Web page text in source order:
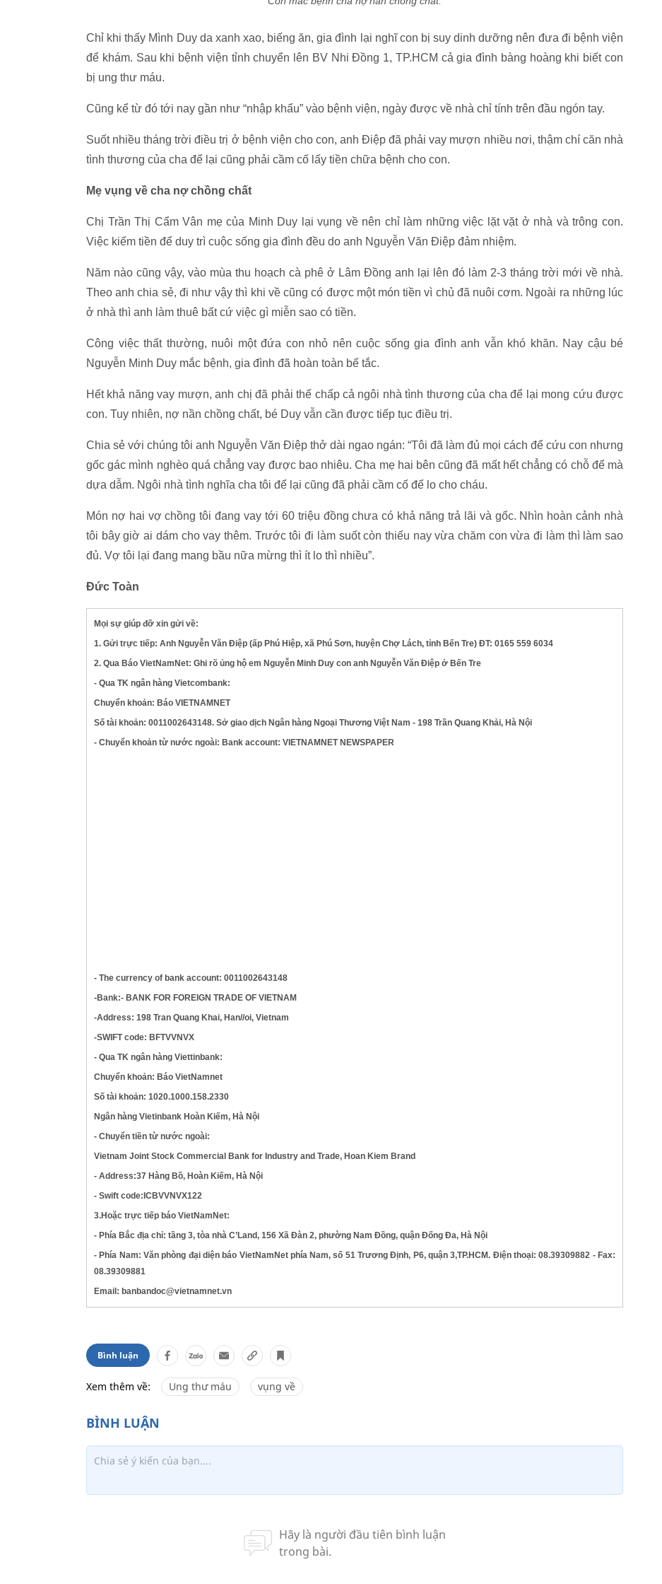
Chỉ khi thấy Mình Duy da xanh xao, biếng ăn, gia đình lại nghĩ con bị suy dinh dưỡng nên đưa đi bệnh viện
để khám. Sau khi bệnh viện tỉnh chuyển lên BV Nhi Đồng 1, TP.HCM cả gia đình bàng hoàng khi biết con
bị ung thư máu.
Cũng kể từ đó tới nay gần như “nhập khẩu” vào bệnh viện, ngày được về nhà chỉ tính trên đầu ngón tay.
Suốt nhiều tháng trời điều trị ở bệnh viện cho con, anh Điệp đã phải vay mượn nhiều nơi, thậm chí căn nhà
tình thương của cha để lại cũng phải cầm cố lấy tiền chữa bệnh cho con.
Mẹ vụng về cha nợ chồng chất
Chị Trần Thị Cẩm Vân mẹ của Minh Duy lại vụng về nên chỉ làm những việc lặt vặt ở nhà và trông con.
Việc kiếm tiền để duy trì cuộc sống gia đình đều do anh Nguyễn Văn Điệp đảm nhiệm.
Năm nào cũng vậy, vào mùa thu hoạch cà phê ở Lâm Đồng anh lại lên đó làm 2-3 tháng trời mới về nhà.
Theo anh chia sẻ, đi như vậy thì khi về cũng có được một món tiền vì chủ đã nuôi cơm. Ngoài ra những lúc
ở nhà thì anh làm thuê bất cứ việc gì miễn sao có tiền.
Công việc thất thường, nuôi một đứa con nhỏ nên cuộc sống gia đình anh vẫn khó khăn. Nay cậu bé
Nguyễn Minh Duy mắc bệnh, gia đình đã hoàn toàn bế tắc.
Hết khả năng vay mượn, anh chị đã phải thế chấp cả ngôi nhà tình thương của cha để lại mong cứu được
con. Tuy nhiên, nợ nần chồng chất, bé Duy vẫn cần được tiếp tục điều trị.
Chia sẻ với chúng tôi anh Nguyễn Văn Điệp thở dài ngao ngán: “Tôi đã làm đủ mọi cách để cứu con nhưng
gốc gác mình nghèo quá chẳng vay được bao nhiêu. Cha mẹ hai bên cũng đã mất hết chẳng có chỗ để mà
dựa dẫm. Ngôi nhà tình nghĩa cha tôi để lại cũng đã phải cầm cố để lo cho cháu.
Món nợ hai vợ chồng tôi đang vay tới 60 triệu đồng chưa có khả năng trả lãi và gốc. Nhìn hoàn cảnh nhà
tôi bây giờ ai dám cho vay thêm. Trước tôi đi làm suốt còn thiếu nay vừa chăm con vừa đi làm thì làm sao
đủ. Vợ tôi lại đang mang bầu nữa mừng thì ít lo thì nhiều”.
Đức Toàn
Mọi sự giúp đỡ xin gửi về:
1. Gửi trực tiếp: Anh Nguyễn Văn Điệp (ấp Phú Hiệp, xã Phú Sơn, huyện Chợ Lách, tỉnh Bến Tre) ĐT: 0165 559 6034
2. Qua Báo VietNamNet: Ghi rõ ủng hộ em Nguyễn Minh Duy con anh Nguyễn Văn Điệp ở Bến Tre
- Qua TK ngân hàng Vietcombank:
Chuyển khoản: Báo VIETNAMNET
Số tài khoản: 0011002643148. Sở giao dịch Ngân hàng Ngoại Thương Việt Nam - 198 Trần Quang Khải, Hà Nội
- Chuyển khoản từ nước ngoài: Bank account: VIETNAMNET NEWSPAPER
- The currency of bank account: 0011002643148
-Bank:- BANK FOR FOREIGN TRADE OF VIETNAM
-Address: 198 Tran Quang Khai, Han//oi, Vietnam
-SWIFT code: BFTVVNVX
- Qua TK ngân hàng Viettinbank:
Chuyển khoản: Báo VietNamnet
Số tài khoản: 1020.1000.158.2330
Ngân hàng Vietinbank Hoàn Kiếm, Hà Nội
- Chuyển tiền từ nước ngoài:
Vietnam Joint Stock Commercial Bank for Industry and Trade, Hoan Kiem Brand
- Address:37 Hàng Bồ, Hoàn Kiếm, Hà Nội
- Swift code:ICBVVNVX122
3.Hoặc trực tiếp báo VietNamNet:
- Phía Bắc địa chỉ: tầng 3, tòa nhà C’Land, 156 Xã Đàn 2, phường Nam Đồng, quận Đống Đa, Hà Nội
- Phía Nam: Văn phòng đại diện báo VietNamNet phía Nam, số 51 Trương Định, P6, quận 3,TP.HCM. Điện thoại: 08.39309882 - Fax:
08.39309881
Email: banbandoc@vietnamnet.vn
Bình luận
Xem thêm về: Ung thư máu vụng về